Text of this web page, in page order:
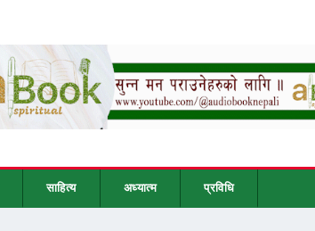
साहित्य अध्यात्म प्रविधि